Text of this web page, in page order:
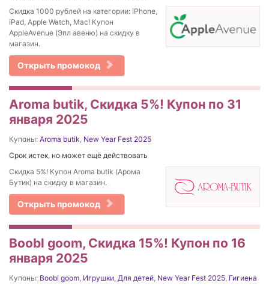
Cкидка 1000 рублей на категории: iPhone,
iPad, Apple Watch, Mac! Купон
AppleAvenue (Эпл авеню) на скидку в
магазин.
Открыть промокод
Aroma butik, Скидка 5%! Купон по 31
января 2025
Купоны: Aroma butik, New Year Fest 2025
Срок истек, но может ещё действовать
Скидка 5%! Купон Aroma butik (Арома
Бутик) на скидку в магазин.
Открыть промокод
Boobl goom, Скидка 15%! Купон по 16
января 2025
Купоны: Boobl goom, Игрушки, Для детей, New Year Fest 2025, Гигиена